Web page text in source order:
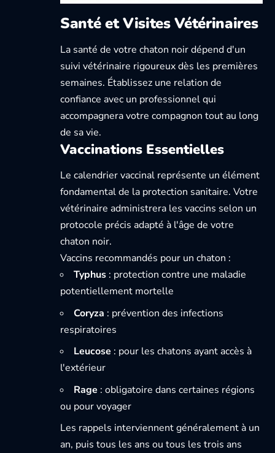
Santé et Visites Vétérinaires
La santé de votre chaton noir dépend d'un
suivi vétérinaire rigoureux dès les premières
semaines. Établissez une relation de
confiance avec un professionnel qui
accompagnera votre compagnon tout au long
de sa vie.
Vaccinations Essentielles
Le calendrier vaccinal représente un élément
fondamental de la protection sanitaire. Votre
vétérinaire administrera les vaccins selon un
protocole précis adapté à l'âge de votre
chaton noir.
Vaccins recommandés pour un chaton :
Typhus : protection contre une maladie
potentiellement mortelle
Coryza : prévention des infections
respiratoires
Leucose : pour les chatons ayant accès à
l'extérieur
Rage : obligatoire dans certaines régions
ou pour voyager
Les rappels interviennent généralement à un
an, puis tous les ans ou tous les trois ans